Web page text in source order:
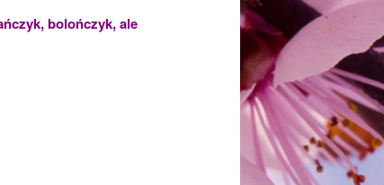
bolończyk, ale